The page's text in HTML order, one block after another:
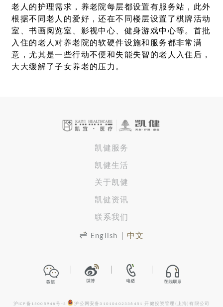
老人的护理需求，养老院每层都设置有服务站，此外
根据不同老人的爱好，还在不同楼层设置了棋牌活动
室、书画阅览室、影视中心、健身游戏中心等。首批
入住的老人对养老院的软硬件设施和服务都非常满
意，尤其是一些行动不便和失能失智的老人入住后，
大大缓解了子女养老的压力。
沪ICP备15005946号-3 沪公网安备31010402336451 开健投资管理(上海)有限公司
凯健服务
凯健生活
关于凯健
凯健资讯
联系我们
English 中文